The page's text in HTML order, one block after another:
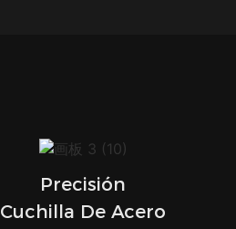
Precisión
Cuchilla De Acero